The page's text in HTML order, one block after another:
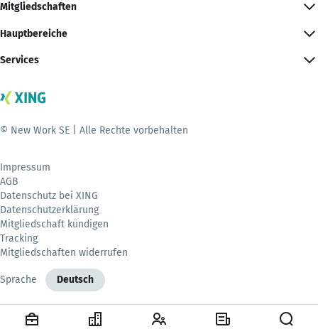
Mitgliedschaften
Hauptbereiche
Services
© New Work SE | Alle Rechte vorbehalten
Impressum
AGB
Datenschutz bei XING
Datenschutzerklärung
Mitgliedschaft kündigen
Tracking
Mitgliedschaften widerrufen
Sprache Deutsch